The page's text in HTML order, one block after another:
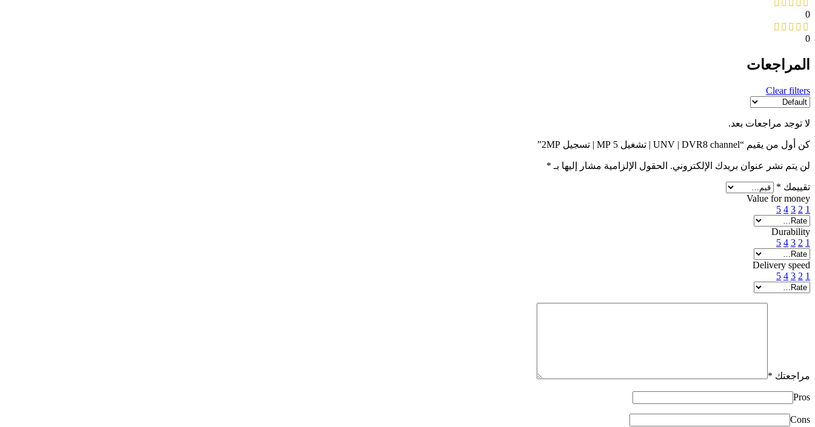
0
0
المراجعات
Clear filters
لا توجد مراجعات بعد.
كن أول من يقيم “UNV | DVR8 channel | تشغيل 5 MP | تسجيل 2MP”
لن يتم نشر عنوان بريدك الإلكتروني. الحقول الإلزامية مشار إليها بـ *
تقييمك *
Value for money
1
2
3
4
5
Durability
1
2
3
4
5
Delivery speed
1
2
3
4
5
مراجعتك *
Pros
Cons